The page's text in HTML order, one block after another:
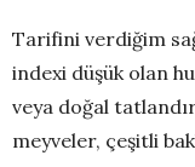
Tarifini verdiğim
indexi düşük olan
veya doğal
meyveler, çeşitli